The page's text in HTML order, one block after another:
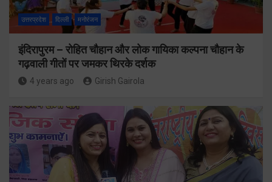
उत्तरप्रदेश दिल्ली मनोरंजन
इंदिरापुरम – रोहित चौहान और लोक गायिका कल्पना चौहान के
गढ़वाली गीतों पर जमकर थिरके दर्शक
4 years ago Girish Gairola